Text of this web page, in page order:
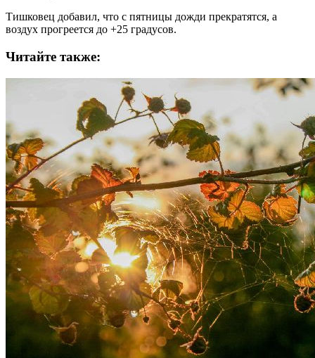
Тишковец добавил, что с пятницы дожди прекратятся, а
воздух прогреется до +25 градусов.
Читайте также: